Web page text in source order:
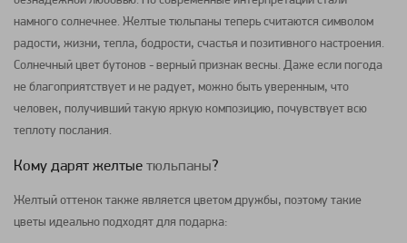
намного солнечнее. Желтые тюльпаны теперь считаются символом
радости, жизни, тепла, бодрости, счастья и позитивного настроения.
Солнечный цвет бутонов - верный признак весны. Даже если погода
не благоприятствует и не радует, можно быть уверенным, что
человек, получивший такую яркую композицию, почувствует всю
теплоту послания.
Кому дарят желтые тюльпаны?
Желтый оттенок также является цветом дружбы, поэтому такие
цветы идеально подходят для подарка: